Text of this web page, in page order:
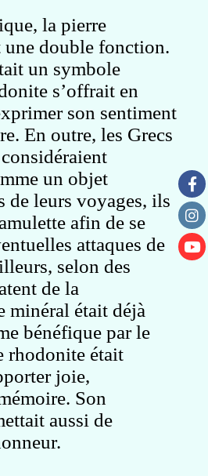
la pierre
double fonction.
un symbole
s’offrait en
son sentiment
En outre, les Grecs
un objet
de leurs voyages, ils
afin de se
attaques de
selon des
de la
minéral était déjà
bénéfique par le
rhodonite était
joie,
Son
aussi de